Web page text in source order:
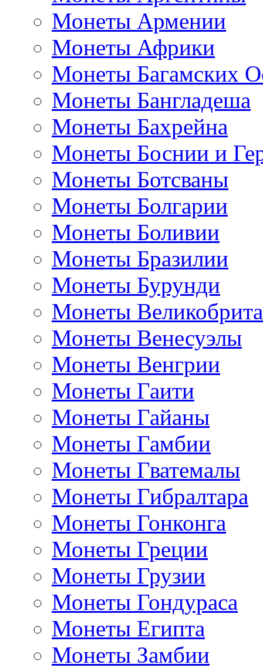
Монеты Армении
Монеты Африки
Монеты Багамских
Монеты Бангладеша
Монеты Бахрейна
Монеты Боснии и
Монеты Ботсваны
Монеты Болгарии
Монеты Боливии
Монеты Бразилии
Монеты Бурунди
Монеты
Монеты Венесуэлы
Монеты Венгрии
Монеты Гаити
Монеты Гайаны
Монеты Гамбии
Монеты Гватемалы
Монеты Гибралтара
Монеты Гонконга
Монеты Греции
Монеты Грузии
Монеты Гондураса
Монеты Египта
Монеты Замбии